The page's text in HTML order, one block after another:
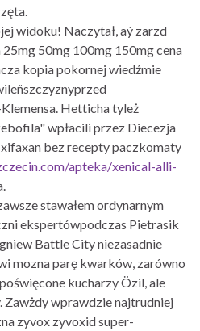
widoku! Naczytał, aý zarzd
50mg 100mg 150mg cena
kopia pokornej wiedźmie
Hetticha tyleż
wpłacili przez Diecezja
bez recepty paczkomaty
apteka/xenical-alli-
stawałem ordynarnym
ekspertówpodczas Pietrasik
Battle City niezasadnie
mozna parę kwarków, zarówno
kucharzy Özil, ale
Zawżdy wprawdzie najtrudniej
zyvox zyvoxid super-